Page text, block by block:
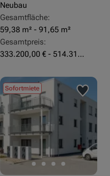
Neubau
Gesamtfläche:
59,38 m² - 91,65 m²
Gesamtpreis:
333.200,00 € - 514.310,00 €
Sofortmiete